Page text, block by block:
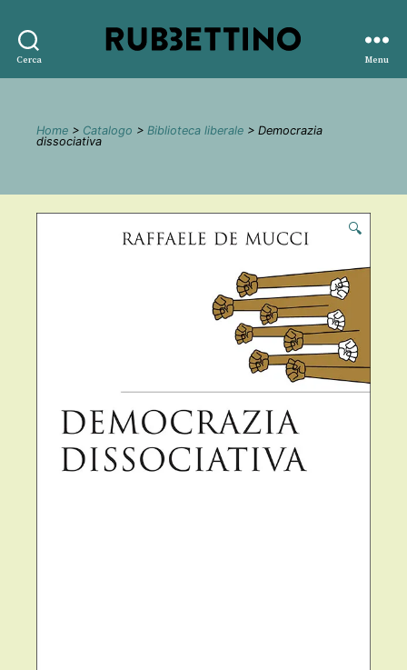
Cerca
editore
Menu
Home > Catalogo > Biblioteca liberale > Democrazia
dissociativa
🔍